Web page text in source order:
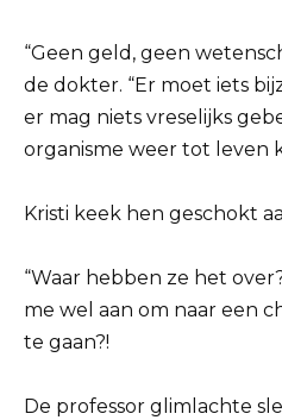
“Geen geld, geen
de dokter. “Er moet iets
er mag niets vreselijks
organisme weer tot leven
Kristi keek hen geschokt
“Waar hebben ze het
me wel aan om naar een
te gaan?!
De professor glimlachte